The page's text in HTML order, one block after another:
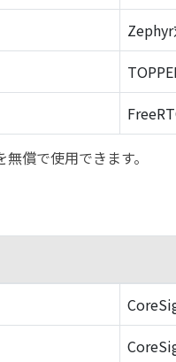
償で使用できます。